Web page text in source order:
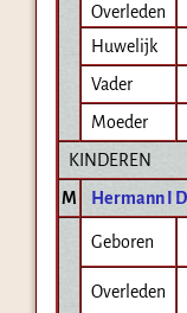
Overleden
Huwelijk
Vader
Moeder
KINDEREN
M
Hermann I
Geboren
Overleden